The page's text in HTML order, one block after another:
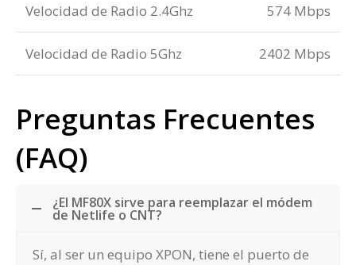
Velocidad de Radio 2.4Ghz 574 Mbps
Velocidad de Radio 5Ghz 2402 Mbps
Preguntas Frecuentes
(FAQ)
¿El MF80X sirve para reemplazar el módem
de Netlife o CNT?
Sí, al ser un equipo XPON, tiene el puerto de